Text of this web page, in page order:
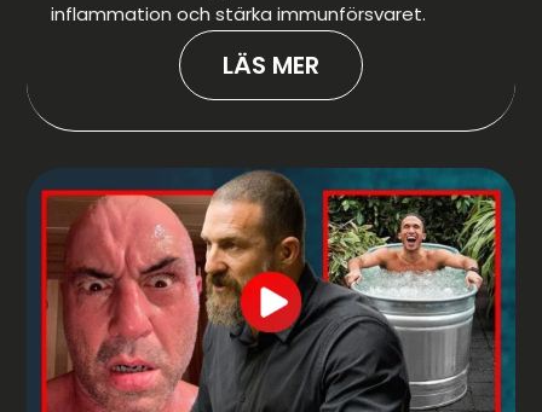
inflammation och stärka immunförsvaret.
LÄS MER